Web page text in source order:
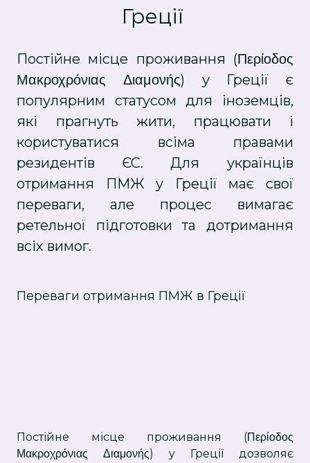
Греції
Постійне місце проживання (Περίοδος
Μακροχρόνιας Διαμονής) у Греції є
популярним статусом для іноземців,
які прагнуть жити, працювати і
користуватися всіма правами
резидентів ЄС. Для українців
отримання ПМЖ у Греції має свої
переваги, але процес вимагає
ретельної підготовки та дотримання
всіх вимог.
Переваги отримання ПМЖ в Греції
Постійне місце проживання (Περίοδος
Μακροχρόνιας Διαμονής) у Греції дозволяє